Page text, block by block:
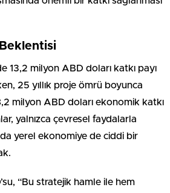
13,2 milyon ABD doları katkı payı
25 yıllık proje ömrü boyunca
milyon ABD doları ekonomik katkı
yalnızca çevresel faydalarla
yerel ekonomiye de ciddi bir
“Bu stratejik hamle ile hem